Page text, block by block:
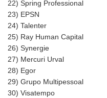
22) Spring Professional
23) EPSN
24) Talenter
25) Ray Human Capital
26) Synergie
27) Mercuri Urval
28) Egor
29) Grupo Multipessoal
30) Visatempo